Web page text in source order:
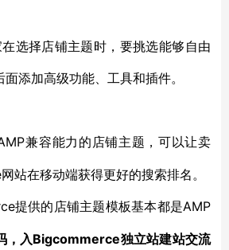
选择店铺主题时，要挑选能够自由
添加高级功能、工具和插件。
兼容能力的店铺主题，可以让卖
站在移动端获得更好的搜索排名。
提供的店铺主题模板基本都是AMP
，入Bigcommerce独立站建站交流